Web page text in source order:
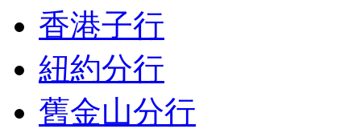
香港子行
紐約分行
舊金山分行